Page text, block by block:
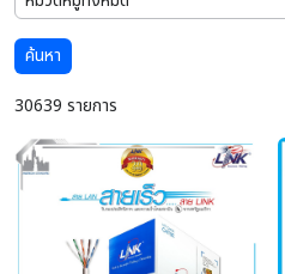
ค้นหา
30639 รายการ